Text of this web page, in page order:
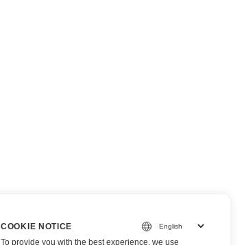
COOKIE NOTICE
To provide you with the best experience, we use